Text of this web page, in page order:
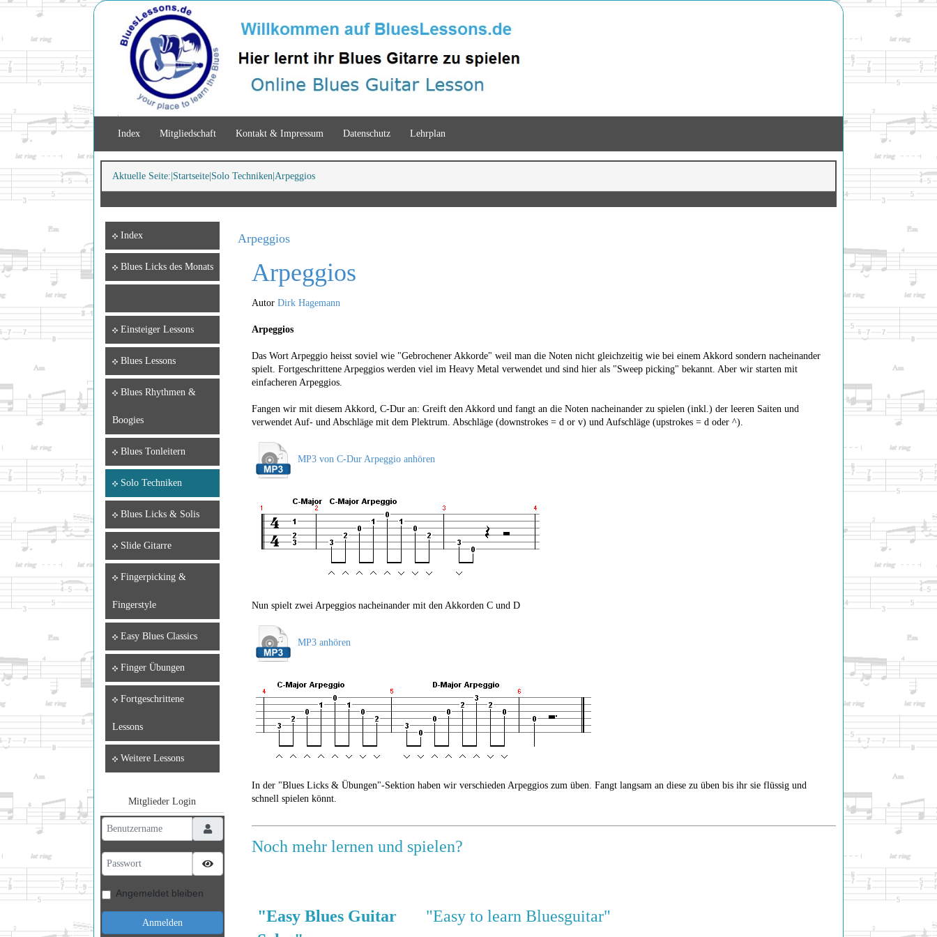
Index Mitgliedschaft Kontakt & Impressum Datenschutz Lehrplan
Aktuelle Seite: Startseite Solo Techniken Arpeggios
Index
Blues Licks des Monats
Einsteiger Lessons
Blues Lessons
Blues Rhythmen &
Boogies
Blues Tonleitern
Solo Techniken
Blues Licks & Solis
Slide Gitarre
Fingerpicking &
Fingerstyle
Easy Blues Classics
Finger Übungen
Fortgeschrittene
Lessons
Weitere Lessons
Mitglieder Login
Benutzername
Passwort
Angemeldet bleiben
Anmelden
Arpeggios
Arpeggios
Autor Dirk Hagemann
Arpeggios
Das Wort Arpeggio heisst soviel wie "Gebrochener Akkorde" weil man die Noten nicht gleichzeitig wie bei einem Akkord sondern nacheinander
spielt. Fortgeschrittene Arpeggios werden viel im Heavy Metal verwendet und sind hier als "Sweep picking" bekannt. Aber wir starten mit
einfacheren Arpeggios.
Fangen wir mit diesem Akkord, C-Dur an: Greift den Akkord und fangt an die Noten nacheinander zu spielen (inkl.) der leeren Saiten und
verwendet Auf- und Abschläge mit dem Plektrum. Abschläge (downstrokes = d or v) und Aufschläge (upstrokes = d oder ^).
MP3 von C-Dur Arpeggio anhören
Nun spielt zwei Arpeggios nacheinander mit den Akkorden C und D
MP3 anhören
In der "Blues Licks & Übungen"-Sektion haben wir verschieden Arpeggios zum üben. Fangt langsam an diese zu üben bis ihr sie flüssig und
schnell spielen könnt.
Noch mehr lernen und spielen?
"Easy Blues Guitar
"Easy to learn Bluesguitar"